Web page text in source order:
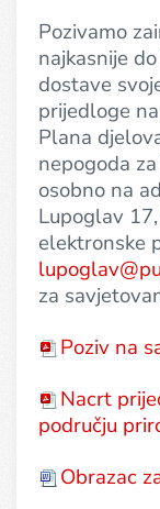
Pozivamo
najkasnije
dostave
prijedloge
Plana
nepogoda
osobno na
Lupoglav
elektronske
za
Poziv na
Nacrt
području
Obrazac